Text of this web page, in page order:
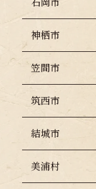
神栖市
笠間市
筑西市
結城市
美浦村